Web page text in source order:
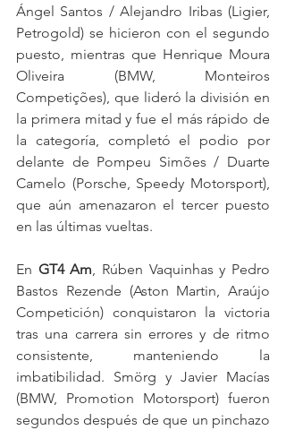
Ángel Santos / Alejandro Iribas (Ligier,
Petrogold) se hicieron con el segundo
puesto, mientras que Henrique Moura
Oliveira (BMW, Monteiros
Competições), que lideró la división en
la primera mitad y fue el más rápido de
la categoría, completó el podio por
delante de Pompeu Simões / Duarte
Camelo (Porsche, Speedy Motorsport),
que aún amenazaron el tercer puesto
en las últimas vueltas.
En GT4 Am, Rúben Vaquinhas y Pedro
Bastos Rezende (Aston Martin, Araújo
Competición) conquistaron la victoria
tras una carrera sin errores y de ritmo
consistente, manteniendo la
imbatibilidad. Smörg y Javier Macías
(BMW, Promotion Motorsport) fueron
segundos después de que un pinchazo